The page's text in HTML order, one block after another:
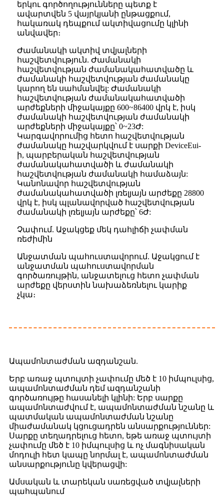
երկու գործողությունները պետք է
ավարտվեն 5 վայրկյանի ընթացքում,
հակառակ դեպքում ակտիվացումը կլինի
անվավեր։
Ժամանակի ակտիվ տվյալների
հաշվետվություն. Ժամանակի
հաշվետվության ժամանակահատվածը և
ժամանակի հաշվետվության ժամանակը
կարող են սահմանվել: Ժամանակի
հաշվետվության ժամանակահատվածի
արժեքների միջակայքը 600~86400 վրկ է, իսկ
ժամանակի հաշվետվության ժամանակի
արժեքների միջակայքը՝ 0~23Ժ:
Կարգավորումից հետո հաշվետվության
ժամանակը հաշվարկվում է սարքի DeviceEui-
ի, պարբերական հաշվետվության
ժամանակահատվածի և ժամանակի
հաշվետվության ժամանակի համաձայն:
Կանոնավոր հաշվետվության
ժամանակահատվածի լռելյայն արժեքը 28800
վրկ է, իսկ պլանավորված հաշվետվության
ժամանակի լռելյայն արժեքը՝ 6Ժ:
Չափում. Աջակցեք մեկ դահլիճի չափման
ռեժիմին
Անջատման պահուստավորում. Աջակցում է
անջատման պահուստավորման
գործառույթին, անջատելուց հետո չափման
արժեքը վերստին նախաձեռնելու կարիք
չկա։
Ապամոնտաժման ազդանշան.
Երբ առաջ պտույտի չափումը մեծ է 10 իմպուլսից,
ապամոնտաժման դեմ ազդանշանի
գործառույթը հասանելի կլինի: Երբ սարքը
ապամոնտաժվում է, ապամոնտաժման նշանը և
պատմական ապամոնտաժման նշանը
միաժամանակ կցուցադրեն անսարքություններ:
Սարքը տեղադրելուց հետո, եթե առաջ պտույտի
չափումը մեծ է 10 իմպուլսից և ոչ մագնիսական
մոդուլի հետ կապը նորմալ է, ապամոնտաժման
անսարքությունը կվերացվի:
Ամսական և տարեկան սառեցված տվյալների
պահպանում